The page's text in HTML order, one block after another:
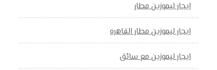
ايجار ليموزين مطار
ايجار ليموزين مطار القاهره
ايجار ليموزين مع سائق